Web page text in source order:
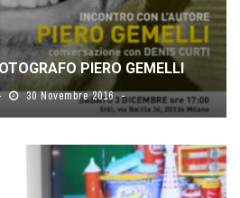
PIERO GEMELLI
30 Novembre 2016